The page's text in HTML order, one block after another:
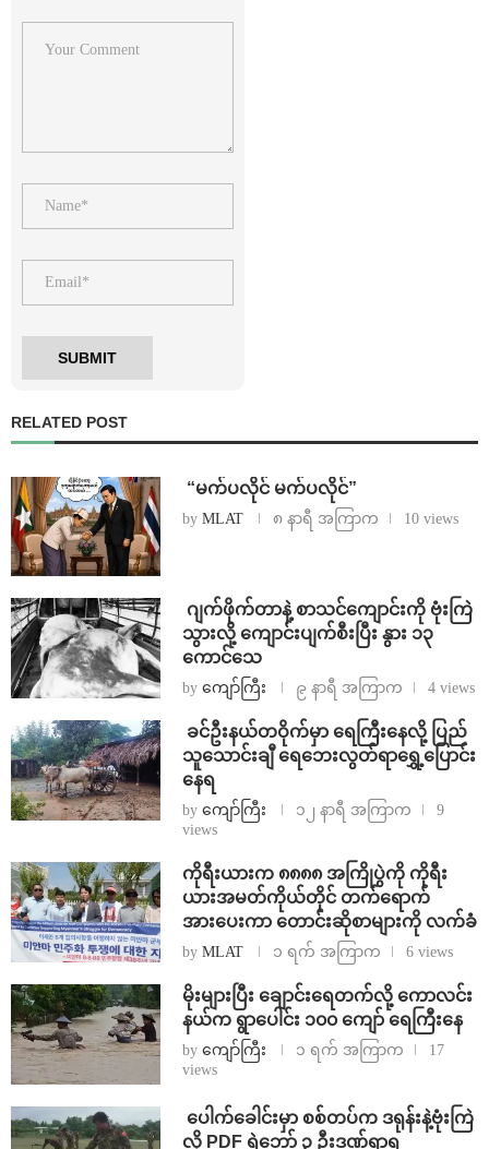
RELATED POST
⁨ ⁨“မက်ပလိုင် မက်ပလိုင်”
by MLAT ၈ နာရီ အကြာက 10 views
⁨⁩ ⁨ဂျက်ဖိုက်တာနဲ့ စာသင်ကျောင်းကို ဗုံးကြဲ
သွားလို့ ကျောင်းပျက်စီးပြီး နွား ၁၃
ကောင်သေ
by ကျော်ကြီး ၉ နာရီ အကြာက 4 views
⁩ ⁨ခင်ဦးနယ်တဝိုက်မှာ ရေကြီးနေလို့ ပြည်
သူသောင်းချီ ရေဘေးလွတ်ရာရွှေ့ပြောင်း
နေရ
by ကျော်ကြီး ၁၂ နာရီ အကြာက
9
views
ကိုရီးယားက ၈၈၈၈ အကြိုပွဲကို ကိုရီး
ယားအမတ်ကိုယ်တိုင် တက်ရောက်
အားပေးကာ တောင်းဆိုစာများကို လက်ခံ
by MLAT ၁ ရက် အကြာက 6 views
⁨မိုးများပြီး ချောင်းရေတက်လို့ ကောလင်း
နယ်က ရွာပေါင်း ၁၀၀ ကျော် ရေကြီးနေ
by ကျော်ကြီး ၁ ရက် အကြာက
17
views
⁩ ⁨ပေါက်ခေါင်းမှာ စစ်တပ်က ဒရုန်းနဲ့ဗုံးကြဲ
လို့ PDF ရဲဘော် ၃ ဦးဒဏ်ရာရ